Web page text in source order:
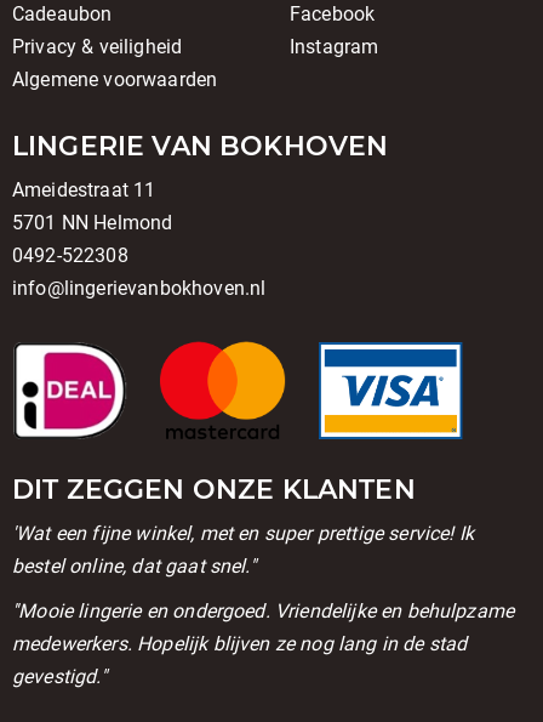
Cadeaubon
Privacy & veiligheid
Algemene voorwaarden
Facebook
Instagram
LINGERIE VAN BOKHOVEN
Ameidestraat 11
5701 NN Helmond
0492-522308
info@lingerievanbokhoven.nl
DIT ZEGGEN ONZE KLANTEN
'Wat een fijne winkel, met en super prettige service! Ik
bestel online, dat gaat snel."
''Mooie lingerie en ondergoed. Vriendelijke en behulpzame
medewerkers. Hopelijk blijven ze nog lang in de stad
gevestigd."